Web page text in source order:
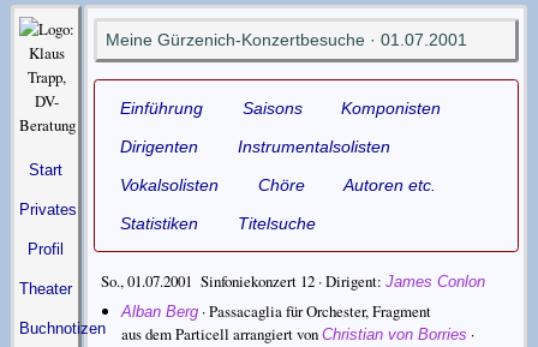
Start
Privates
Profil
Theater
Buchnotizen
Meine Gürzenich-Konzertbesuche · 01.07.2001
Einführung Saisons
Komponisten
Dirigenten
Instrumentalsolisten
Vokalsolisten
Chöre
Autoren etc.
Statistiken
Titelsuche
So., 01.07.2001 Sinfoniekonzert 12 ·Dirigent James Conlon
Alban Berg ·Passacaglia für Orchester, Fragment
aus dem Particell arrangiert vonChristian von Borries ·